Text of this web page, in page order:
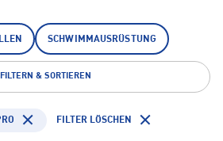
SCHWIMMAUSRÜSTUNG
FILTERN & SORTIEREN
FILTER LÖSCHEN